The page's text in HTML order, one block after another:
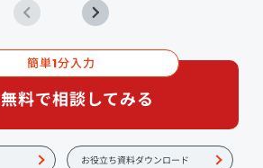
簡単1分入力
無料で相談してみる
お役立ち資料ダウンロード